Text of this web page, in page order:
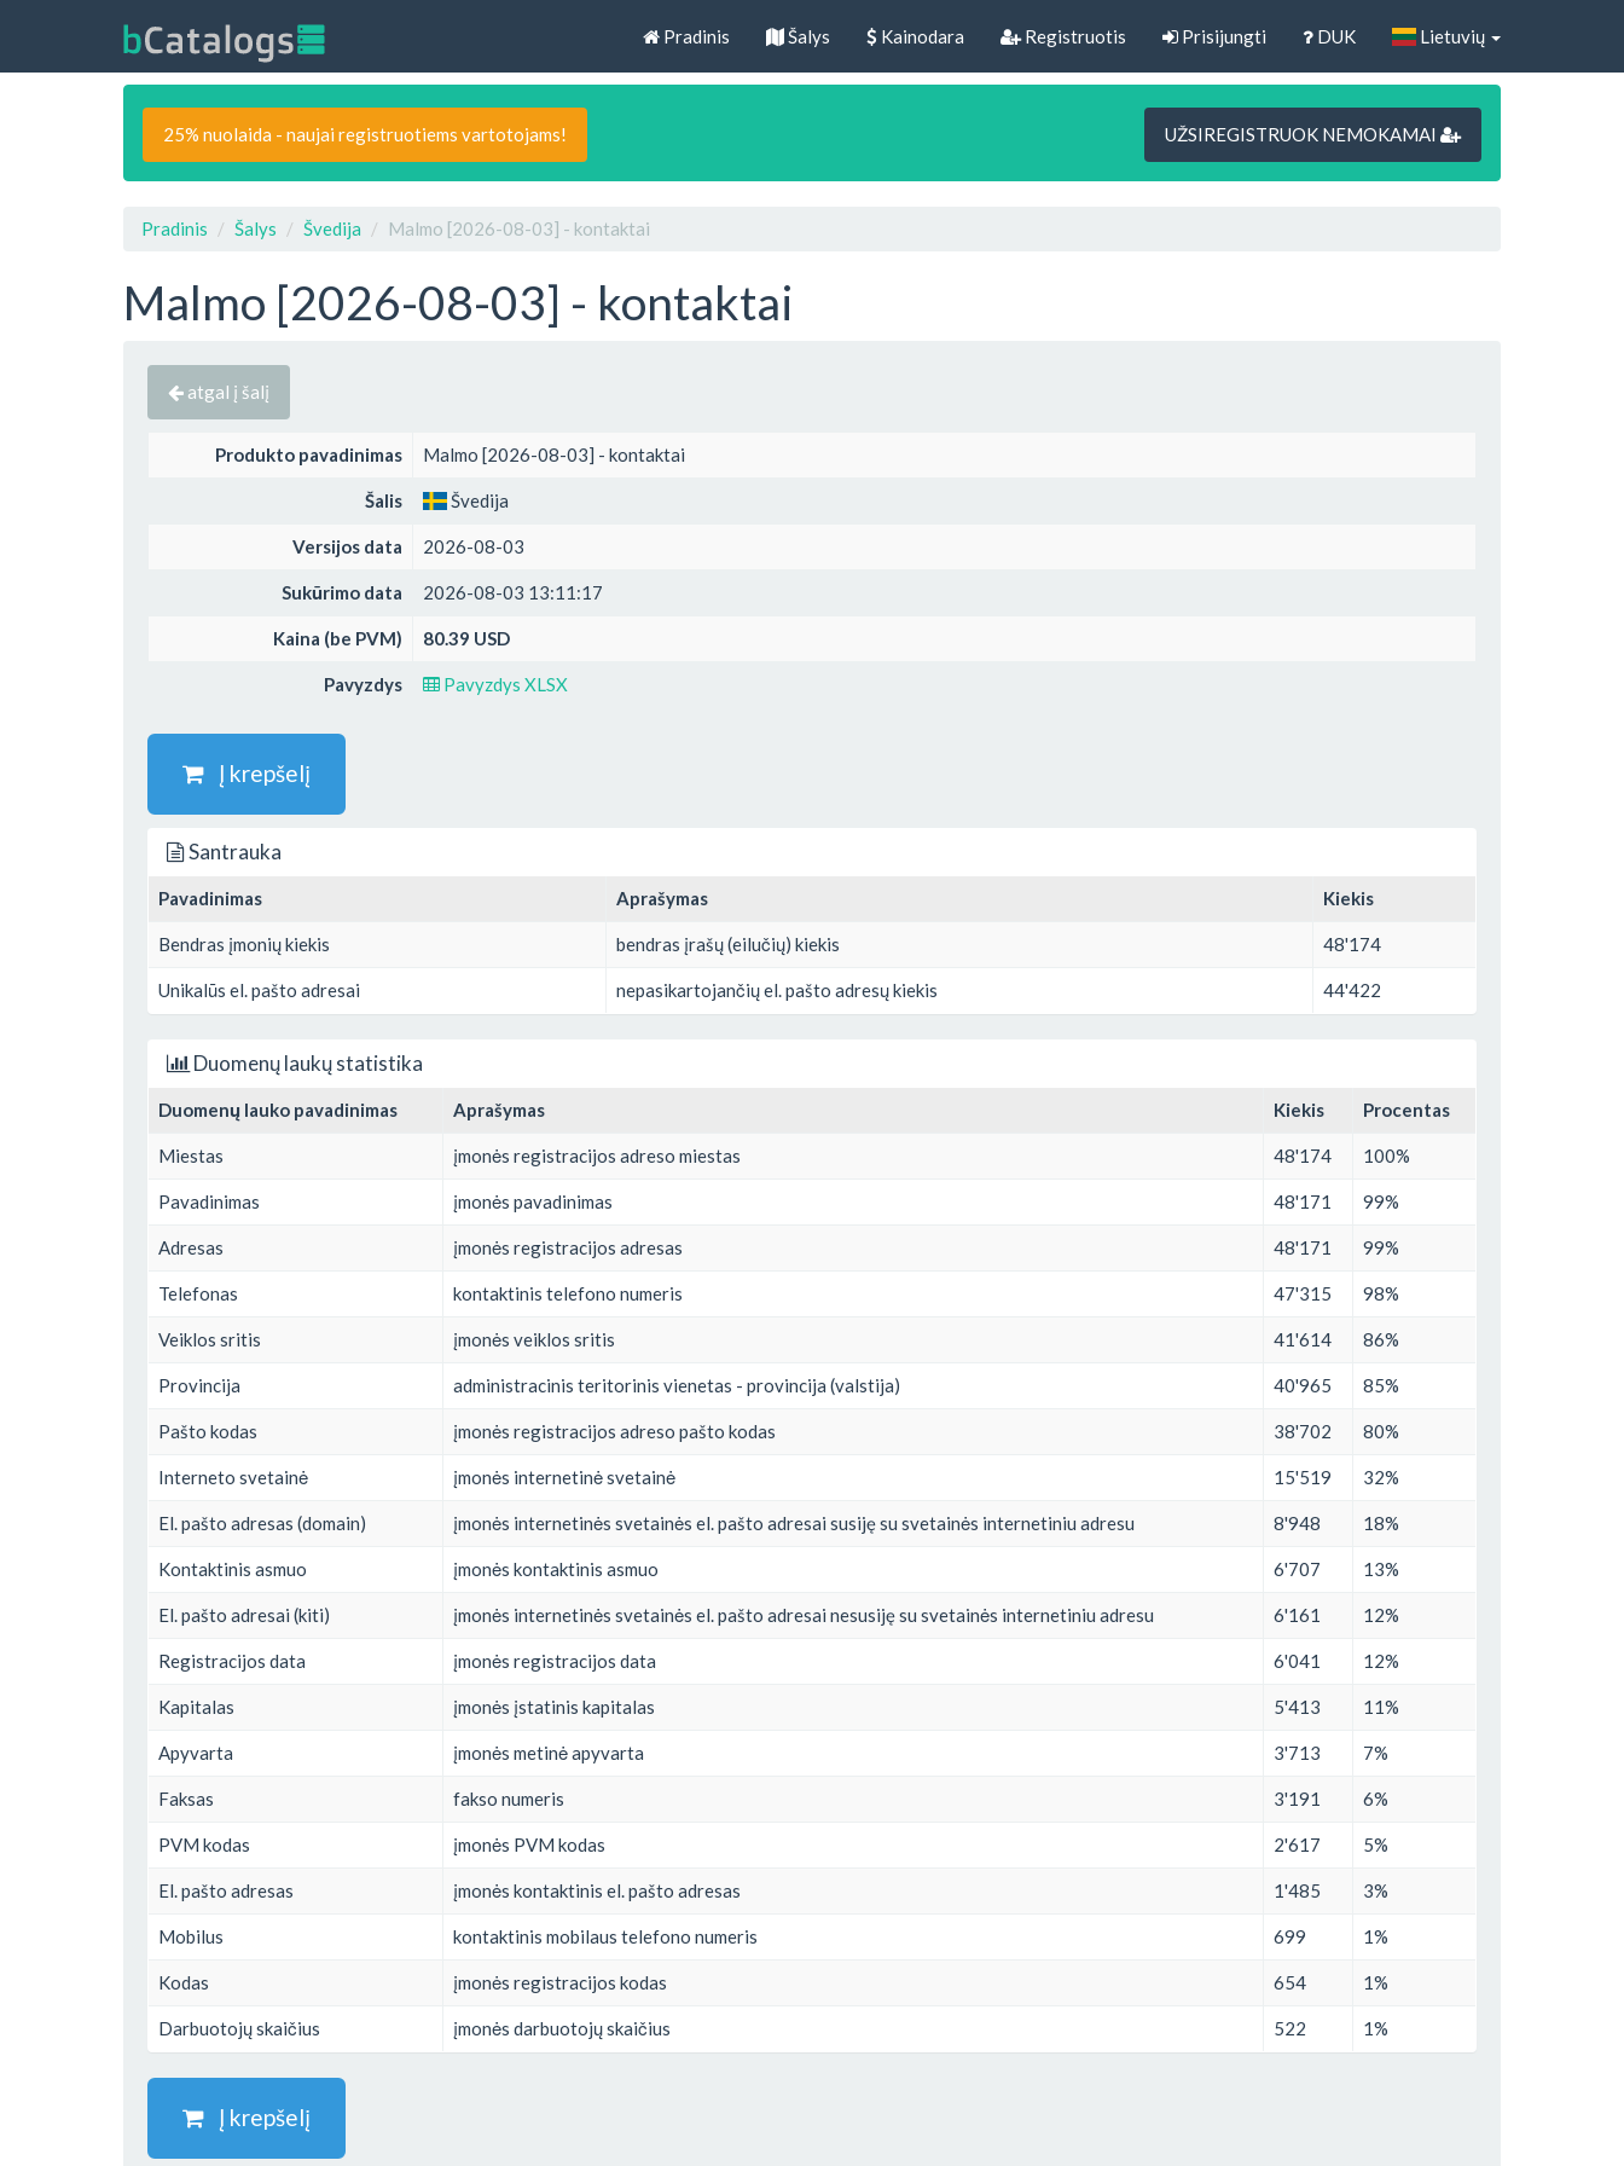
Pradinis Šalys Kainodara Registruotis Prisijungti DUK Lietuvių
25% nuolaida - naujai registruotiems vartotojams! UŽSIREGISTRUOK NEMOKAMAI
Pradinis Šalys Švedija Malmo [2026-08-03] - kontaktai
Malmo [2026-08-03] - kontaktai
atgal į šalį
Produkto pavadinimas Malmo [2026-08-03] - kontaktai
Šalis Švedija
Versijos data 2026-08-03
Sukūrimo data 2026-08-03 13:11:17
Kaina (be PVM) 80.39 USD
Pavyzdys Pavyzdys XLSX
Į krepšelį
Santrauka
Pavadinimas Aprašymas Kiekis
Bendras įmonių kiekis bendras įrašų (eilučių) kiekis 48'174
Unikalūs el. pašto adresai nepasikartojančių el. pašto adresų kiekis 44'422
Duomenų laukų statistika
Duomenų lauko pavadinimas Aprašymas Kiekis Procentas
Miestas įmonės registracijos adreso miestas 48'174 100%
Pavadinimas įmonės pavadinimas 48'171 99%
Adresas įmonės registracijos adresas 48'171 99%
Telefonas kontaktinis telefono numeris 47'315 98%
Veiklos sritis įmonės veiklos sritis 41'614 86%
Provincija administracinis teritorinis vienetas - provincija (valstija) 40'965 85%
Pašto kodas įmonės registracijos adreso pašto kodas 38'702 80%
Interneto svetainė įmonės internetinė svetainė 15'519 32%
El. pašto adresas (domain) įmonės internetinės svetainės el. pašto adresai susiję su svetainės internetiniu adresu 8'948 18%
Kontaktinis asmuo įmonės kontaktinis asmuo 6'707 13%
El. pašto adresai (kiti) įmonės internetinės svetainės el. pašto adresai nesusiję su svetainės internetiniu adresu 6'161 12%
Registracijos data įmonės registracijos data 6'041 12%
Kapitalas įmonės įstatinis kapitalas 5'413 11%
Apyvarta įmonės metinė apyvarta 3'713 7%
Faksas fakso numeris 3'191 6%
PVM kodas įmonės PVM kodas 2'617 5%
El. pašto adresas įmonės kontaktinis el. pašto adresas 1'485 3%
Mobilus kontaktinis mobilaus telefono numeris 699 1%
Kodas įmonės registracijos kodas 654 1%
Darbuotojų skaičius įmonės darbuotojų skaičius 522 1%
Į krepšelį